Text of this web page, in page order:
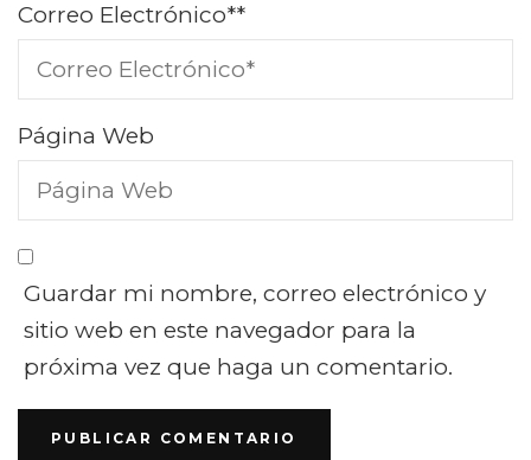
Correo Electrónico**
Página Web
Guardar mi nombre, correo electrónico y
sitio web en este navegador para la
próxima vez que haga un comentario.